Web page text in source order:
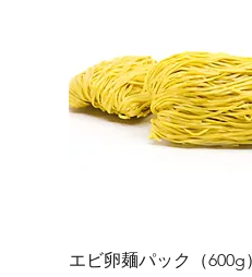
クイックビュ
エビ卵麺パック（600g）